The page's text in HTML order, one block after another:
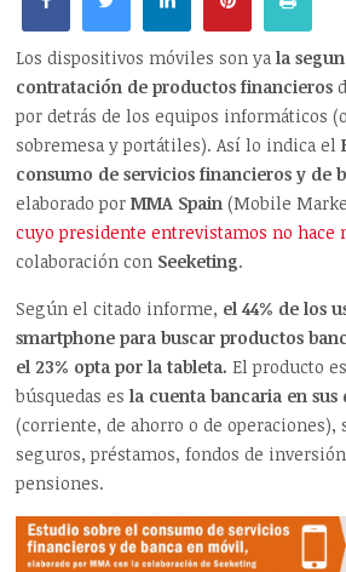
Los dispositivos móviles son yala
contratación de productos financieros
por detrás de los equipos informáticos
sobremesa y portátiles). Así lo indica el
consumo de servicios financieros y de
elaborado porMMA Spain (Mobile
cuyo presidente entrevistamos no hace
colaboración con Seeketing.
Según el citado informe, el 44% de los
smartphone para buscar productos
el 23% opta por la tableta. El producto
búsquedas es la cuenta bancaria en sus
(corriente, de ahorro o de operaciones),
seguros, préstamos, fondos de
pensiones.